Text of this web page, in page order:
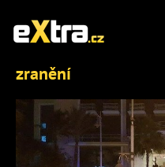
zranění